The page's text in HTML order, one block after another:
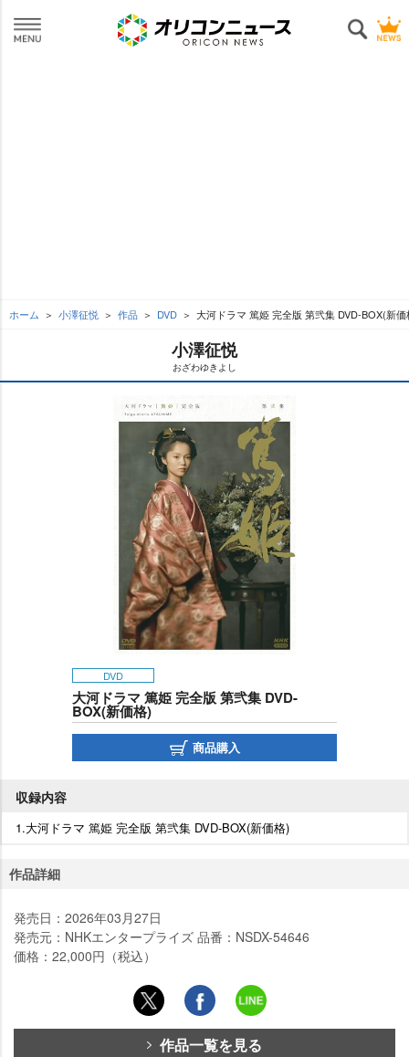
ホーム 小澤征悦 作品 DVD 大河ドラマ 篤姫 完全版 第弐集 DVD-BOX(新価
小澤征悦
おざわゆきよし
DVD
大河ドラマ 篤姫 完全版 第弐集 DVD-
BOX(新価格)
商品購入
収録内容
1.大河ドラマ 篤姫 完全版 第弐集 DVD-BOX(新価格)
作品詳細
発売日：2026年03月27日
発売元：NHKエンタープライズ 品番：NSDX-54646
価格：22,000円（税込）
作品一覧を見る